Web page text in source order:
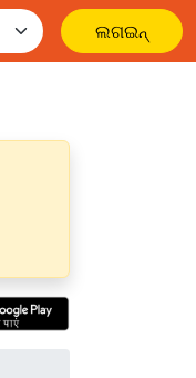
ଲଗଇନ୍